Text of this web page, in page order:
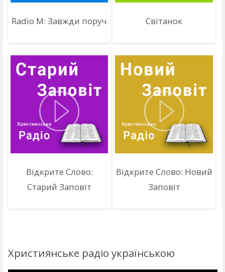
Radio M: Завжди поруч Світанок
Відкрите Слово:
Старий Заповіт
Відкрите Слово: Новий
Заповіт
Християнське радіо українською